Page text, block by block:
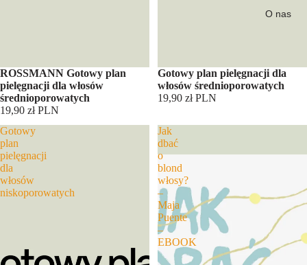
O nas
ROSSMANN Gotowy plan
pielęgnacji dla włosów
średnioporowatych
19,90 zł PLN
Gotowy plan pielęgnacji dla
włosów średnioporowatych
19,90 zł PLN
Gotowy
plan
pielęgnacji
dla
włosów
niskoporowatych
Jak
dbać
o
blond
włosy?
–
Maja
Puente
–
EBOOK